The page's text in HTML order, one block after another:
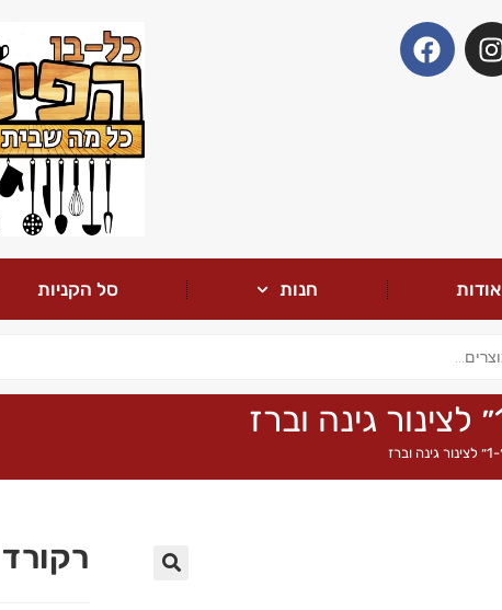
אודות חנות סל הקניות
רקורד 3/4״-1״ לצינור גינה וברז